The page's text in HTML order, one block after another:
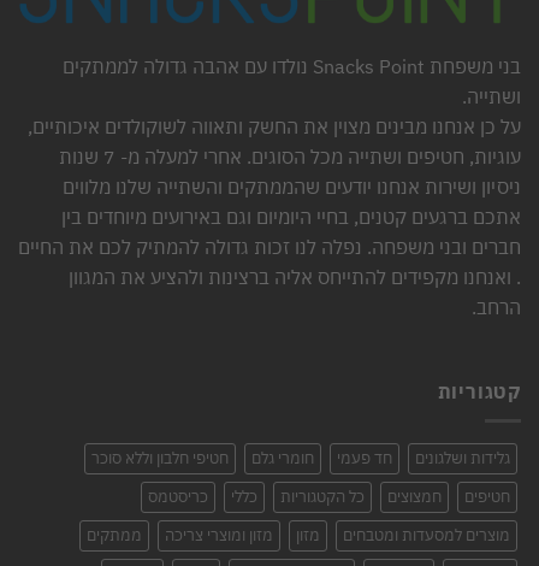
בני משפחת Snacks Point נולדו עם אהבה גדולה לממתקים
ושתייה.
על כן אנחנו מבינים מצוין את החשק ותאווה לשוקולדים איכותיים,
עוגיות, חטיפים ושתייה מכל הסוגים. אחרי למעלה מ- 7 שנות
ניסיון ושירות אנחנו יודעים שהממתקים והשתייה שלנו מלווים
אתכם ברגעים קטנים, בחיי היומיום וגם באירועים מיוחדים בין
חברים ובני משפחה. נפלה לנו זכות גדולה להמתיק לכם את החיים
. ואנחנו מקפידים להתייחס אליה ברצינות ולהציע את המגוון
הרחב.
קטגוריות
גלידות ושלגונים חד פעמי חומרי גלם
חטיפי חלבון וללא סוכר
חטיפים
חמצוצים כל הקטגוריות כללי
כריסטמס
מוצרים למסעדות ומטבחים
מזון מזון ומוצרי צריכה
ממתקים